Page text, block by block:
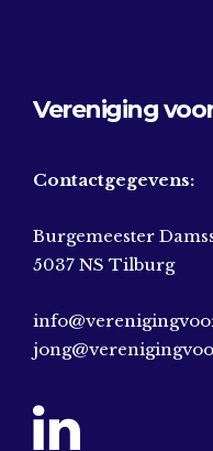
Vereniging
Contactgegevens:
Burgemeester
5037 NS Tilburg